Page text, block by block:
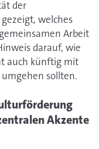
der
welches
Arbeit
darauf, wie
auch künftig mit
sollten.
Akzente